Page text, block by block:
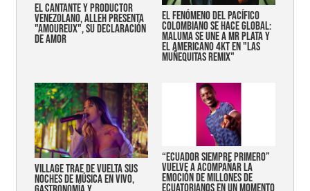
EL CANTANTE Y PRODUCTOR
VENEZOLANO, ALLEH PRESENTA
"AMOUREUX", SU DECLARACIÓN
DE AMOR
EL FENÓMENO DEL PACÍFICO
COLOMBIANO SE HACE GLOBAL:
MALUMA SE UNE A MR PLATA Y
EL AMERICANO 4KT EN "LAS
MUÑEQUITAS REMIX"
Village trae de vuelta sus
noches de música en vivo,
“Ecuador siempre primero”
vuelve a acompañar la
emoción de millones de
ecuatorianos en un momento